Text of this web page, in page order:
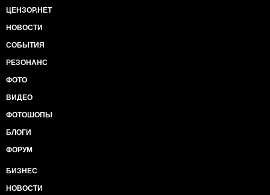
ЦЕНЗОР.НЕТ
НОВОСТИ
СОБЫТИЯ
РЕЗОНАНС
ФОТО
ВИДЕО
ФОТОШОПЫ
БЛОГИ
ФОРУМ
БИЗНЕС
НОВОСТИ